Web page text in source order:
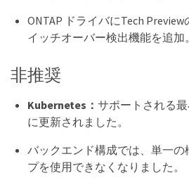
ONTAP ドライバにTech
イッチオーバー検出機能を追加
非推奨
Kubernetes：サポートされる
に更新されました。
バックエンド構成では、単一の
プを使用できなくなりました。